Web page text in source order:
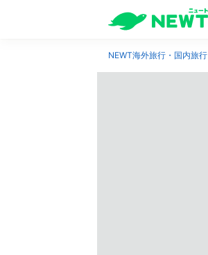
NEWT海外旅行・国内旅行